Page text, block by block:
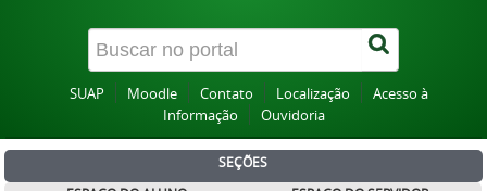
Canais
SUAP Moodle Contato Localização
Acesso à
Informação
Ouvidoria
SEÇÕES